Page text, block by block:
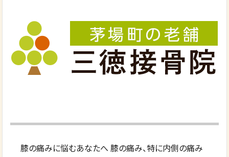
膝の痛みに悩むあなたへ 膝の痛み、特に内側の痛み